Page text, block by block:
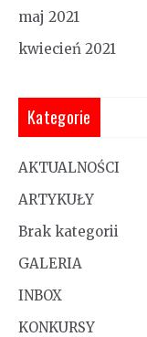
maj 2021
kwiecień 2021
Kategorie
AKTUALNOŚCI
ARTYKUŁY
Brak kategorii
GALERIA
INBOX
KONKURSY